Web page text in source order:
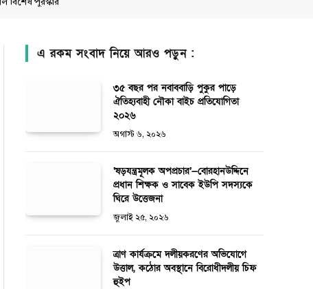
বিশেষ পুরস্কার
এ রকম সংবাদ নিয়ে আরও পড়ুন :
৩৫ বছর পর নবাববাড়ি পুকুর পাড়ে
ঐতিহ্যবাহী নৌকা বাইচ প্রতিযোগিতা
২০২৬
অগাস্ট ৬, ২০২৬
‘ষড়যন্ত্রমূলক অপপ্রচার’—বোরহানউদ্দিনে
প্রধান শিক্ষক ও সাবেক ইউপি সদস্যকে
ঘিরে উত্তেজনা
জুলাই ২৫, ২০২৬
ত্রাণ কার্যক্রমে দলীয়করণের অভিযোগে
উত্তাল, কঠোর অবস্থানে বিরোধীদলীয় চিফ
হুইপ